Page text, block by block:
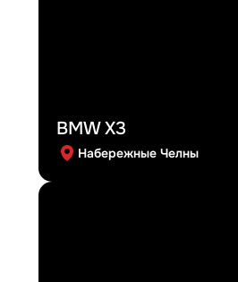
BMW X3
Набережные Челны